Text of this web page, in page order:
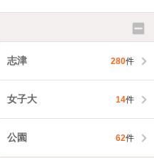
志津 280件
女子大 14件
公園 62件